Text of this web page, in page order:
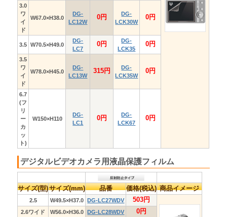
BG37BK(ブラッ
ク)
DG-
BG37GY(グレ
ー)
リーン)
ンク)
DG-
BG37CA(キャメ
ル)
DG-
BG33BK(ブラ
ク)
DG-
BG39GY(グレ
ー)
(ライトブルー)
BG33NV(ネイビ
ー)
DG-BG33R(
ッド)
デジカメ周辺機器
ケース
ズ
販売価格：
電池ケース(単3型
用)
ズ
販売価格：